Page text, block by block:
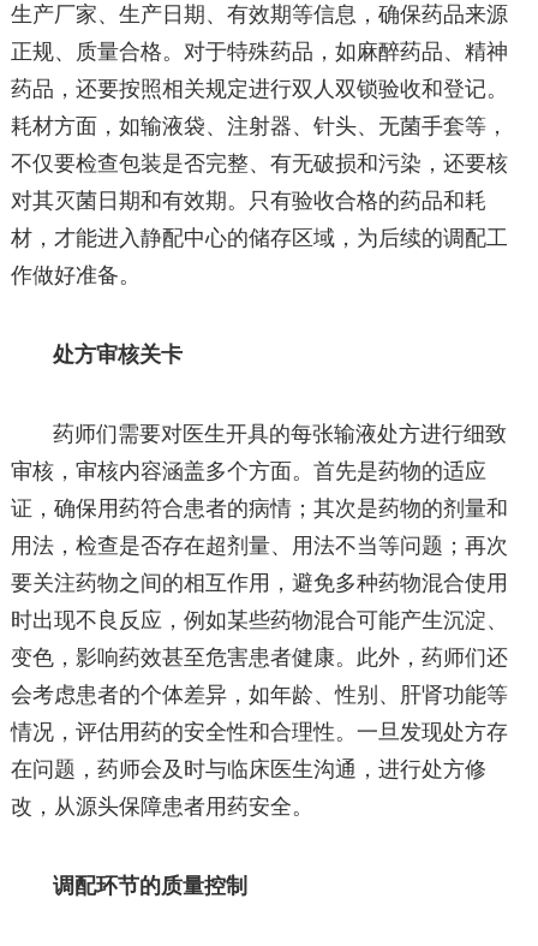
生产厂家、生产日期、有效期等信息，确保药品来源
正规、质量合格。对于特殊药品，如麻醉药品、精神
药品，还要按照相关规定进行双人双锁验收和登记。
耗材方面，如输液袋、注射器、针头、无菌手套等，
不仅要检查包装是否完整、有无破损和污染，还要核
对其灭菌日期和有效期。只有验收合格的药品和耗
材，才能进入静配中心的储存区域，为后续的调配工
作做好准备。
处方审核关卡
药师们需要对医生开具的每张输液处方进行细致
审核，审核内容涵盖多个方面。首先是药物的适应
证，确保用药符合患者的病情；其次是药物的剂量和
用法，检查是否存在超剂量、用法不当等问题；再次
要关注药物之间的相互作用，避免多种药物混合使用
时出现不良反应，例如某些药物混合可能产生沉淀、
变色，影响药效甚至危害患者健康。此外，药师们还
会考虑患者的个体差异，如年龄、性别、肝肾功能等
情况，评估用药的安全性和合理性。一旦发现处方存
在问题，药师会及时与临床医生沟通，进行处方修
改，从源头保障患者用药安全。
调配环节的质量控制